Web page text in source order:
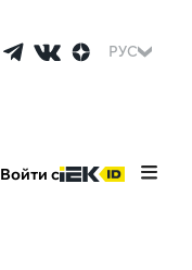
РУС
Войти с